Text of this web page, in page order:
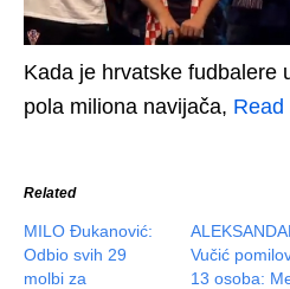
Kada je hrvatske fudbalere
pola miliona navijača, Read
Related
MILO Đukanović:
Odbio svih 29
molbi za
Vučić
13 osoba: